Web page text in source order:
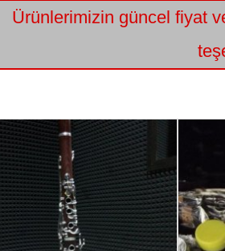
Ürünlerimizin güncel fiyat